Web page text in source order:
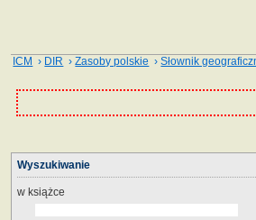
ICM › DIR ›Zasoby polskie ›Słownik
Wyszukiwanie
w książce